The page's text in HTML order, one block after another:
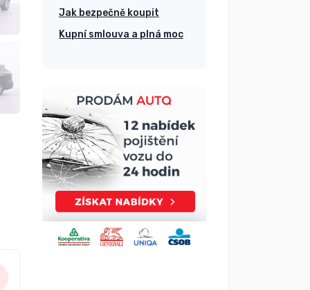
Jak bezpečně koupit
Kupní smlouva a plná moc